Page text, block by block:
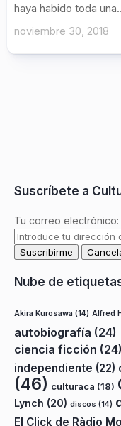
haya habido toda
noviembre 30, 2018
Suscríbete a
Tu correo electrónico:
Nube de
Akira Kurosawa (14) Alfred
autobiografía (24)
ciencia ficción (24)
independiente (22)
(46) culturaca (18)
Lynch (20) discos (14)
El Click de Ràdio